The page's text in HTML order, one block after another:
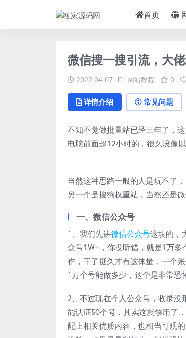
首页
微信搜一搜引流，大
2022-04-07 网站教程 0
详情介绍 常见问题
不知不觉做批量站已经三年了，
电脑前面超12小时的，很久没像
当然这种思路一般的人是玩不了
另一个是搜狗权重站，当然还是
一、微信公众号
1、我们先讲微信公众号这块的，
众号1W+，你没听错，就是1万
作，干了挺久才有这体量，一个
1万个号能做多少，这个是非常恐
2、不过现在个人公众号，收录没
能认证50个号，其实这就够用了
配上相关优质内容，也相当可观